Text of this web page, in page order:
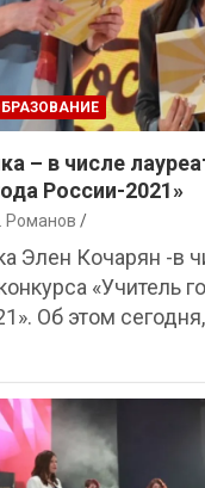
– в числе
России-2021»
Романов
Элен Кочарян -в
«Учитель
Об этом